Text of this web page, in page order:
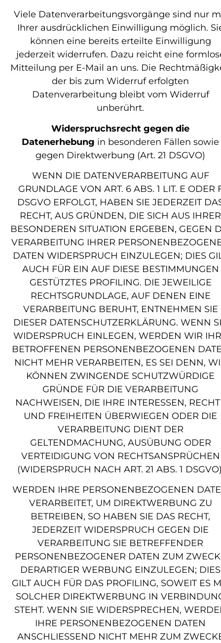
Viele Datenverarbeitungsvorgänge sind nur
Ihrer ausdrücklichen Einwilligung möglich.
können eine bereits erteilte Einwilligung
jederzeit widerrufen. Dazu reicht eine
Mitteilung per E-Mail an uns. Die
der bis zum Widerruf erfolgten
Datenverarbeitung bleibt vom Widerruf
unberührt.
Widerspruchsrecht gegen die
Datenerhebung in besonderen Fällen sowie
gegen Direktwerbung (Art. 21 DSGVO)
WENN DIE DATENVERARBEITUNG AUF
GRUNDLAGE VON ART. 6 ABS. 1 LIT. E ODER
DSGVO ERFOLGT, HABEN SIE JEDERZEIT
RECHT, AUS GRÜNDEN, DIE SICH AUS IHRER
BESONDEREN SITUATION ERGEBEN, GEGEN
VERARBEITUNG IHRER
DATEN WIDERSPRUCH EINZULEGEN; DIES
AUCH FÜR EIN AUF DIESE BESTIMMUNGEN
GESTÜTZTES PROFILING. DIE JEWEILIGE
RECHTSGRUNDLAGE, AUF DENEN EINE
VERARBEITUNG BERUHT, ENTNEHMEN SIE
DIESER DATENSCHUTZERKLÄRUNG. WENN
WIDERSPRUCH EINLEGEN, WERDEN WIR
BETROFFENEN PERSONENBEZOGENEN
NICHT MEHR VERARBEITEN, ES SEI DENN,
KÖNNEN ZWINGENDE SCHUTZWÜRDIGE
GRÜNDE FÜR DIE VERARBEITUNG
NACHWEISEN, DIE IHRE INTERESSEN,
UND FREIHEITEN ÜBERWIEGEN ODER DIE
VERARBEITUNG DIENT DER
GELTENDMACHUNG, AUSÜBUNG ODER
VERTEIDIGUNG VON RECHTSANSPRÜCHEN
(WIDERSPRUCH NACH ART. 21 ABS. 1
WERDEN IHRE PERSONENBEZOGENEN
VERARBEITET, UM DIREKTWERBUNG ZU
BETREIBEN, SO HABEN SIE DAS RECHT,
JEDERZEIT WIDERSPRUCH GEGEN DIE
VERARBEITUNG SIE BETREFFENDER
PERSONENBEZOGENER DATEN ZUM
DERARTIGER WERBUNG EINZULEGEN; DIES
GILT AUCH FÜR DAS PROFILING, SOWEIT ES
SOLCHER DIREKTWERBUNG IN
STEHT. WENN SIE WIDERSPRECHEN,
IHRE PERSONENBEZOGENEN DATEN
ANSCHLIESSEND NICHT MEHR ZUM